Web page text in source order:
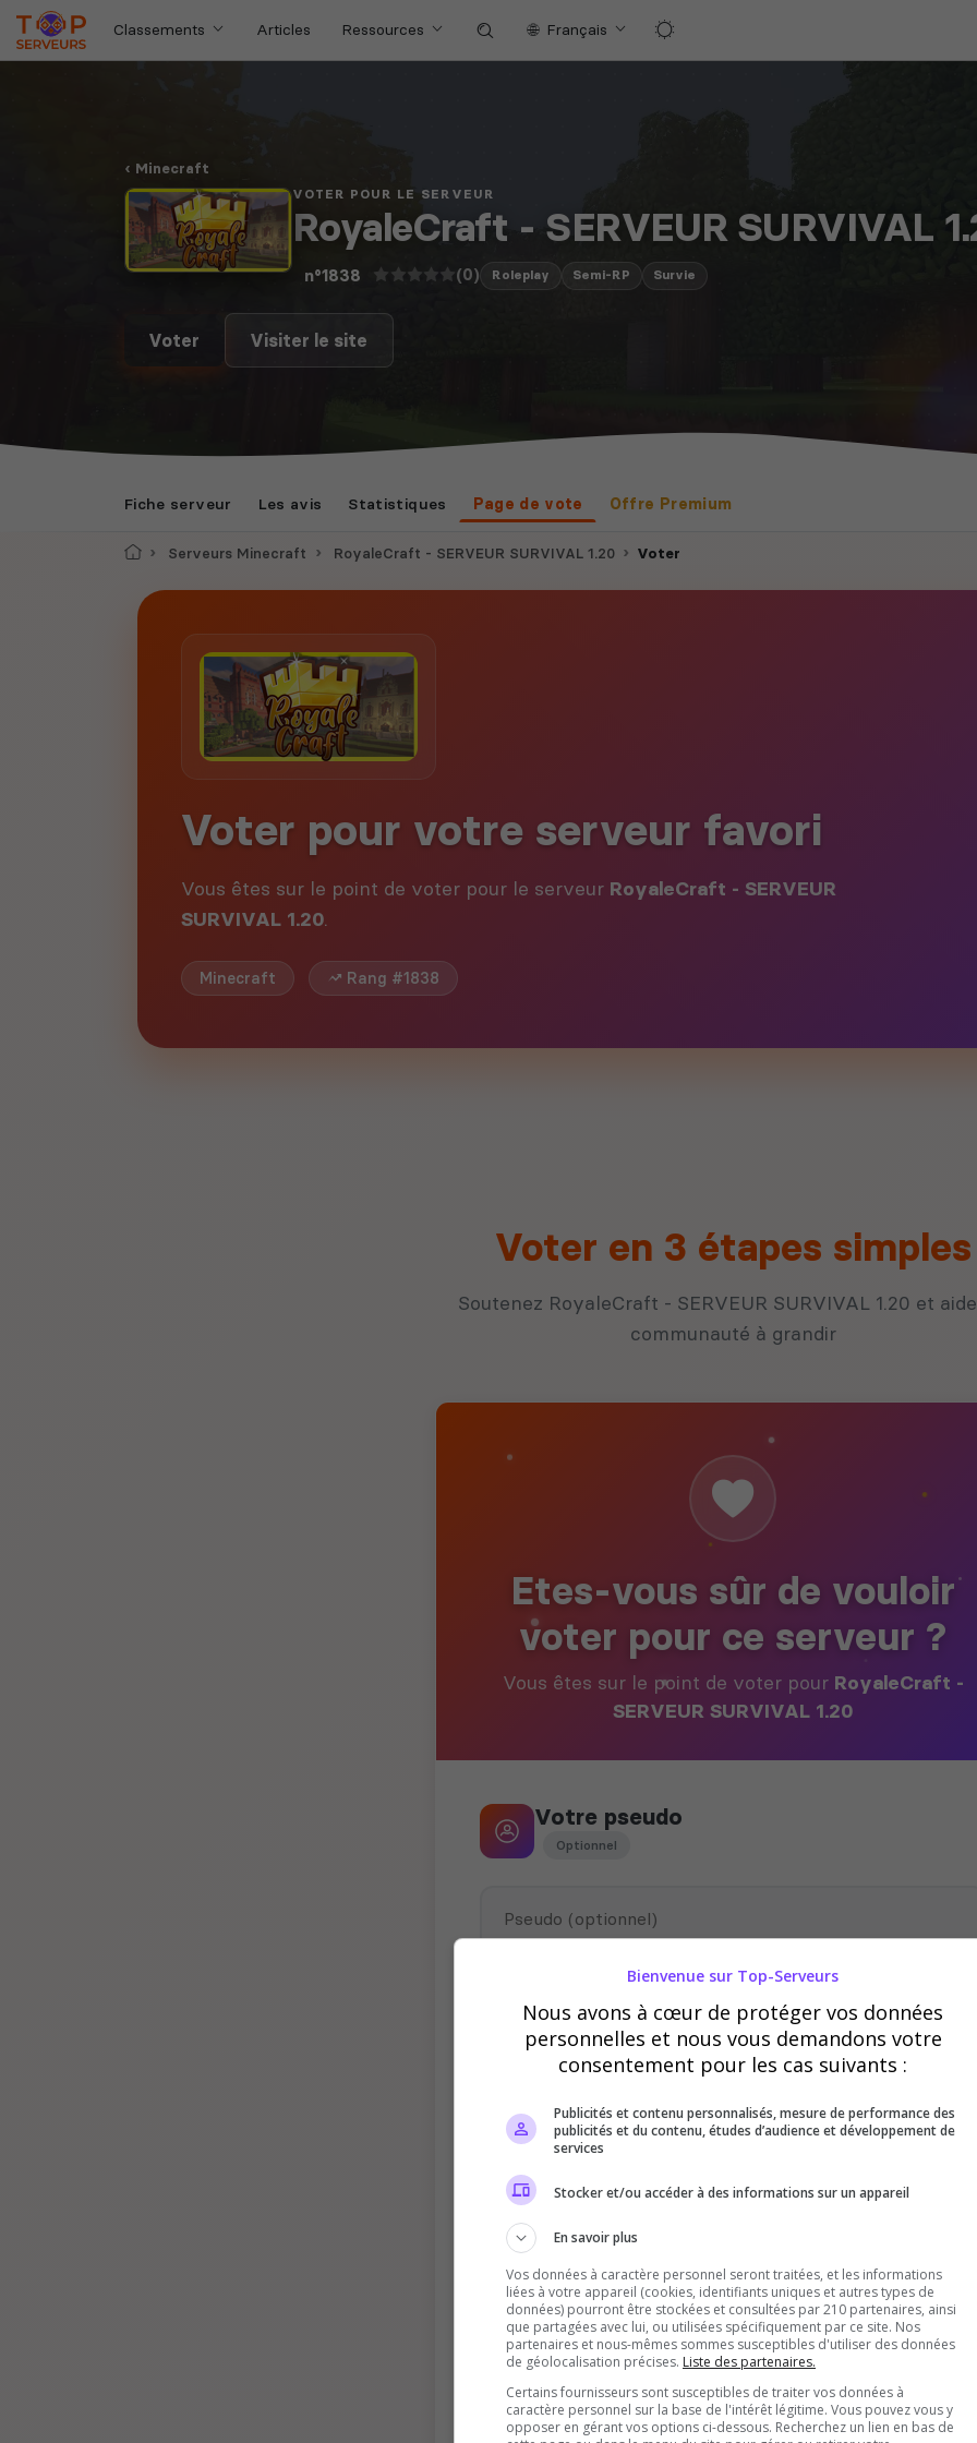
Classements Articles Ressources Français
Minecraft
VOTER POUR LE SERVEUR
RoyaleCraft - SERVEUR SURVIVAL
n°1838 (0) Roleplay Semi-RP Survie
Voter Visiter le site
Fiche serveur Les avis Statistiques Page de vote Offre Premium
AccueilServeurs Minecraft RoyaleCraft - SERVEUR SURVIVAL 1.20 Voter
Voter pour votre serveur favori
Vous êtes sur le point de voter pour le serveur RoyaleCraft - SERVEUR
SURVIVAL 1.20.
Minecraft Rang #1838
Voter en 3 étapes simples
Soutenez RoyaleCraft - SERVEUR SURVIVAL 1.20 et
communauté à grandir
Etes-vous sûr de vouloir
voter pour ce serveur ?
Vous êtes sur le point de voter pour RoyaleCraft -
SERVEUR SURVIVAL 1.20
Votre pseudo
Optionnel
Ce pseudo peut être utilisé par le propriétaire du serveur pour vous
Vérification
automatisés
Pourquoi voter pour RoyaleCraft -
Bienvenue sur Top-Serveurs
Nous avons à cœur de protéger vos données
personnelles et nous vous demandons votre
consentement pour les cas suivants :
Publicités et contenu personnalisés, mesure de performance des
publicités et du contenu, études d’audience et développement de
services
Stocker et/ou accéder à des informations sur un appareil
En savoir plus
Vos données à caractère personnel seront traitées, et les informations
liées à votre appareil (cookies, identifiants uniques et autres types de
données) pourront être stockées et consultées par 210 partenaires, ainsi
que partagées avec lui, ou utilisées spécifiquement par ce site. Nos
partenaires et nous-mêmes sommes susceptibles d'utiliser des données
de géolocalisation précises. Liste des partenaires.
Certains fournisseurs sont susceptibles de traiter vos données à
caractère personnel sur la base de l'intérêt légitime. Vous pouvez vous y
opposer en gérant vos options ci-dessous. Recherchez un lien en bas de